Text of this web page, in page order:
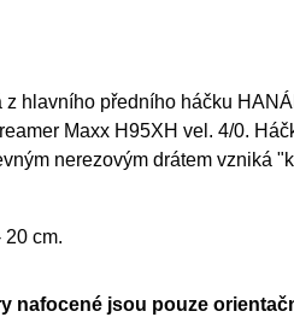
z hlavního předního háčku
Maxx H95XH vel. 4/0.
nerezovým drátem vzniká
20 cm.
nafocené jsou pouze